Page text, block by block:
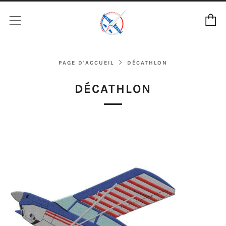
Menu
PAGE D'ACCUEIL DÉCATHLON
DÉCATHLON